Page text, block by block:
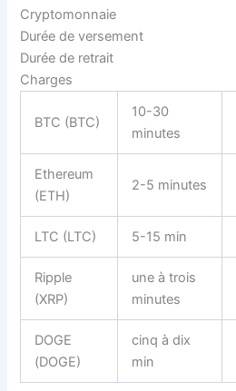
Cryptomonnaie
Durée de versement
Durée de retrait
Charges
BTC (BTC)
10-30
minutes
Ethereum
(ETH)
2-5 minutes
LTC (LTC) 5-15 min
Ripple
(XRP)
une à trois
minutes
DOGE
(DOGE)
cinq à dix
min